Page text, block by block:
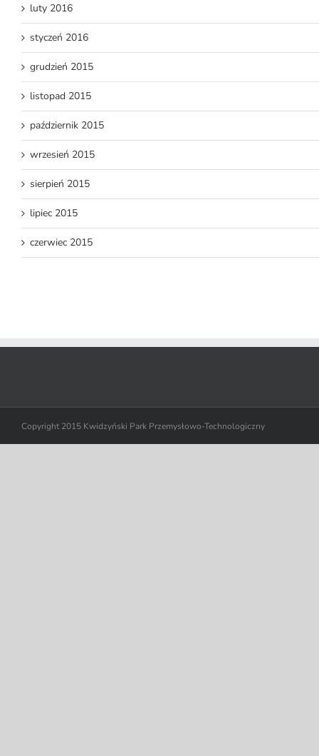
luty 2016
styczeń 2016
grudzień 2015
listopad 2015
październik 2015
wrzesień 2015
sierpień 2015
lipiec 2015
czerwiec 2015
Copyright 2015 Kwidzyński Park Przemysłowo-Technologiczny